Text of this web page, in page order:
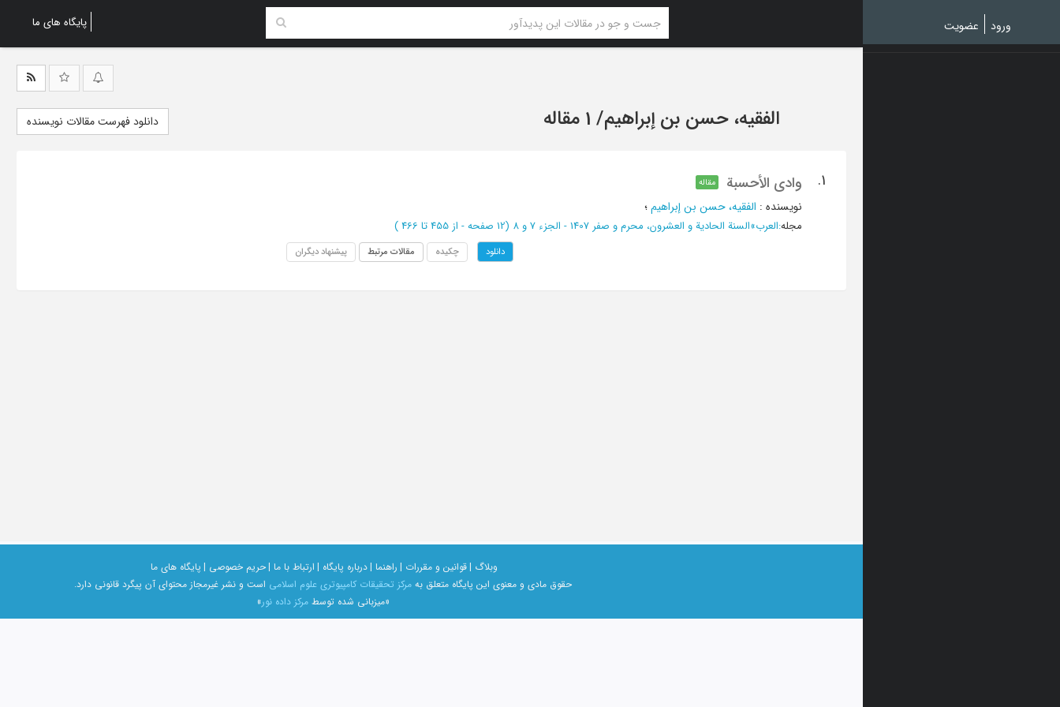
پایگاه های ما ورود عضویت
الفقیه، حسن بن إبراهیم/ 1 مقاله دانلود فهرست مقالات نویسنده
1. وادی الأحسبة مقاله
نویسنده : الفقیه، حسن بن إبراهیم؛
مجله:العرب»السنة الحادیة و العشرون، محرم و صفر 1407 - الجزء 7 و 8 (‎12 صفحه - از 455 تا 466 )
دانلود چکیده مقالات مرتبط پیشنهاد دیگران
وبلاگ |قوانین و مقررات | راهنما |درباره پایگاه | ارتباط با ما |حریم خصوصی | پایگاه های ما
حقوق مادی و معنوی اين پايگاه متعلق به مرکز تحقیقات کامپیوتری علوم اسلامی است و نشر غیرمجاز محتوای آن پیگرد قانونی دارد.
«میزبانی شده توسطمرکز داده نور»